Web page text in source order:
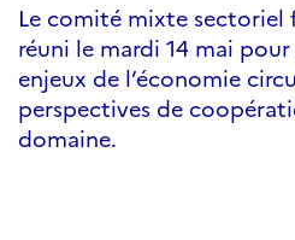
Le comité mixte sectoriel
réuni le mardi 14 mai pour
enjeux de l’économie
perspectives de
domaine.